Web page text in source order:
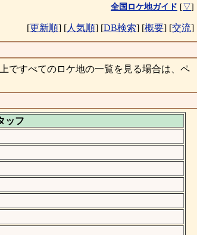
全国ロケ地ガイド [▽]
[更新順] [人気順] [DB検索] [概要] [交流]
ですべてのロケ地の一覧を見る場合は、ペ
ッフ